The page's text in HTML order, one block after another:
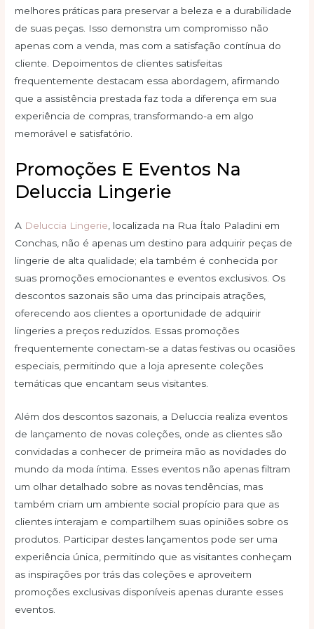
melhores práticas para preservar a beleza e a durabilidade
de suas peças. Isso demonstra um compromisso não
apenas com a venda, mas com a satisfação contínua do
cliente. Depoimentos de clientes satisfeitas
frequentemente destacam essa abordagem, afirmando
que a assistência prestada faz toda a diferença em sua
experiência de compras, transformando-a em algo
memorável e satisfatório.
Promoções E Eventos Na
Deluccia Lingerie
A Deluccia Lingerie , localizada na Rua Ítalo Paladini em
Conchas, não é apenas um destino para adquirir peças de
lingerie de alta qualidade; ela também é conhecida por
suas promoções emocionantes e eventos exclusivos. Os
descontos sazonais são uma das principais atrações,
oferecendo aos clientes a oportunidade de adquirir
lingeries a preços reduzidos. Essas promoções
frequentemente conectam-se a datas festivas ou ocasiões
especiais, permitindo que a loja apresente coleções
temáticas que encantam seus visitantes.
Além dos descontos sazonais, a Deluccia realiza eventos
de lançamento de novas coleções, onde as clientes são
convidadas a conhecer de primeira mão as novidades do
mundo da moda íntima. Esses eventos não apenas filtram
um olhar detalhado sobre as novas tendências, mas
também criam um ambiente social propício para que as
clientes interajam e compartilhem suas opiniões sobre os
produtos. Participar destes lançamentos pode ser uma
experiência única, permitindo que as visitantes conheçam
as inspirações por trás das coleções e aproveitem
promoções exclusivas disponíveis apenas durante esses
eventos.